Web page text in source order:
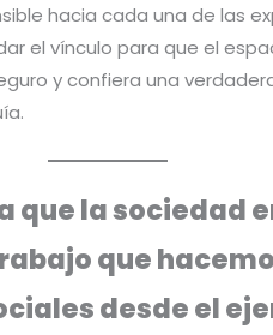
hacia cada una de las
el vínculo para que el
y confiera una
que la sociedad
que
desde el